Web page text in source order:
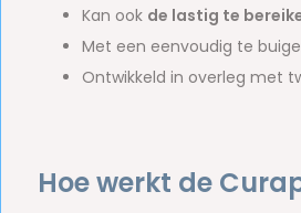
Kan ook de lastig te
Met een eenvoudig te
Ontwikkeld in overleg met
Hoe werkt de